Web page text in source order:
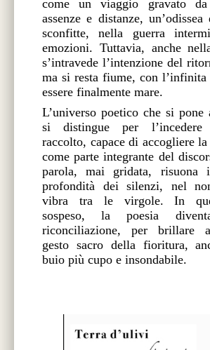
come un viaggio gravato
assenze e distanze,
sconfitte, nella guerra
emozioni. Tuttavia, anche
s’intravede l’intenzione del
ma si resta fiume, con l’infinita
essere finalmente mare.
L’universo poetico che si pone
si distingue per
raccolto, capace di accogliere la
come parte integrante del
parola, mai gridata, risuona
profondità dei silenzi, nel
vibra tra le virgole. In
sospeso, la poesia
riconciliazione, per brillare
gesto sacro della fioritura,
buio più cupo e insondabile.